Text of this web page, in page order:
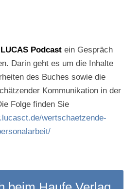
LUCAS Podcast ein Gespräch
Darin geht es um die Inhalte
des Buches sowie die
Kommunikation in der
Folge finden Sie
wertschaetzende-